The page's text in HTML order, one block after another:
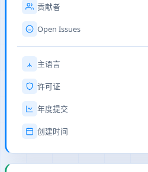
贡献者
Open Issues
主语言
许可证
年度提交
创建时间